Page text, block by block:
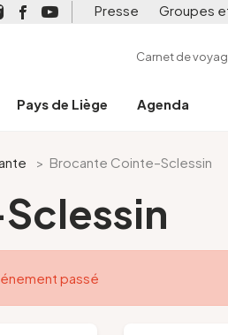
Presse Groupes
Carnet de
Pays de Liège Agenda
> Brocante Cointe–Sclessin
passé